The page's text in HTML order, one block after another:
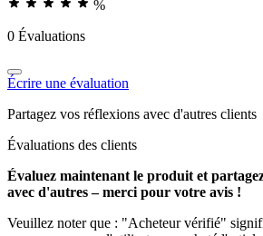
%
0 Évaluations
Écrire une évaluation
Partagez vos réflexions avec d'autres clients
Évaluations des clients
Évaluez maintenant le produit et
avec d'autres – merci pour votre avis !
Veuillez noter que : "Acheteur vérifié"